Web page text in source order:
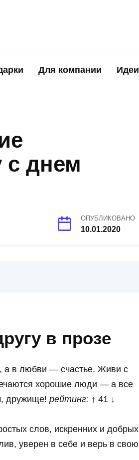
Для компании Идеи
с днем
ОПУБЛИКОВАНО
10.01.2020
в прозе
а в любви — счастье. Живи с
хорошие люди — а все
дружище! рейтинг: ↑ 41 ↓
слов, искренних и добрых
уверен в себе и верь в свою